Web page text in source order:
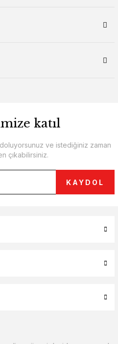
katıl
ve istediğiniz zaman
çıkabilirsiniz.
KAYDOL